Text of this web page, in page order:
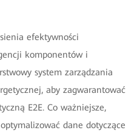
efektywności
komponentów i
system zarządzania
aby zagwarantować
E2E. Co ważniejsze,
dane dotyczące